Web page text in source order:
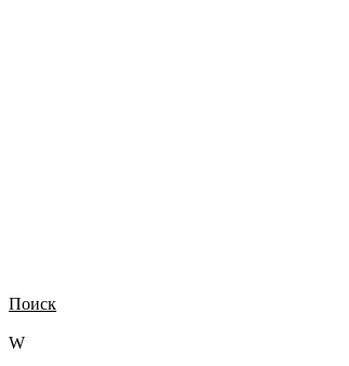
Поиск
W